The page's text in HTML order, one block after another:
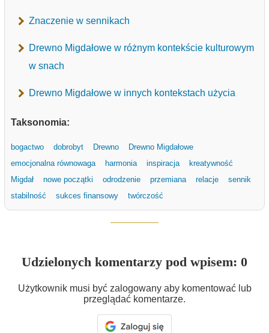
Znaczenie w sennikach
Drewno Migdałowe w różnym kontekście kulturowym
w snach
Drewno Migdałowe w innych kontekstach użycia
Taksonomia:
bogactwo dobrobyt Drewno
Drewno Migdałowe
emocjonalna równowaga
harmonia inspiracja
kreatywność
Migdał
nowe początki odrodzenie przemiana relacje
sennik
stabilność
sukces finansowy twórczość
Udzielonych komentarzy pod wpisem: 0
Użytkownik musi być zalogowany aby komentować lub
przeglądać komentarze.